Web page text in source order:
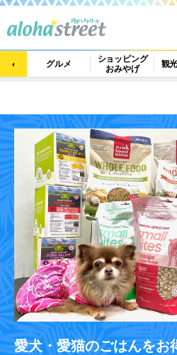
グルメ
ショッピング
おみやげ
観
愛犬・愛猫のごはんをお